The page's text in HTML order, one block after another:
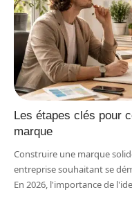
Les étapes clés pour
marque
Construire une marque
entreprise souhaitant se
En 2026, l'importance de